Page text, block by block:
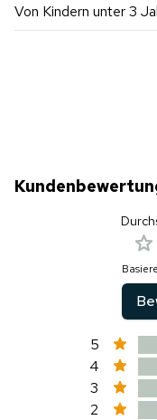
Von Kindern unter 3
5
4
3
2